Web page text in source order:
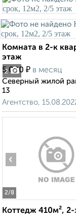
2
Комната в 2-к
этаж
5 000 ₽ в месяц
Северный жилой
13
Агентство,
2/8
‹
Коттедж 410м²,